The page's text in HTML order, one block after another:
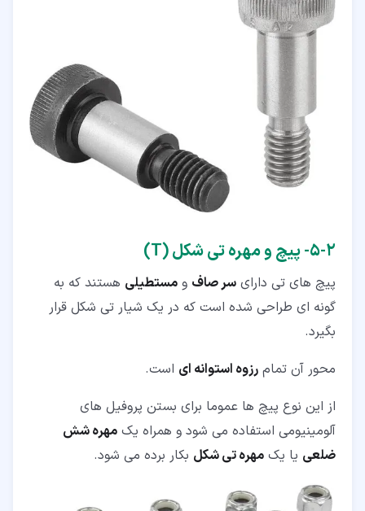
۲‏-‏۵‏- پیچ و مهره تی شکل (T)
پیچ های تی دارای سر صاف و مستطیلی هستند که به
گونه ای طراحی شده است که در یک شیار تی شکل قرار
بگیرد.
محور آن تمام رزوه استوانه ای است.
از این نوع پیچ ها عموما برای بستن پروفیل های
آلومینیومی استفاده می شود و همراه یک مهره شش
ضلعی یا یک مهره تی شکل بکار برده می شود.